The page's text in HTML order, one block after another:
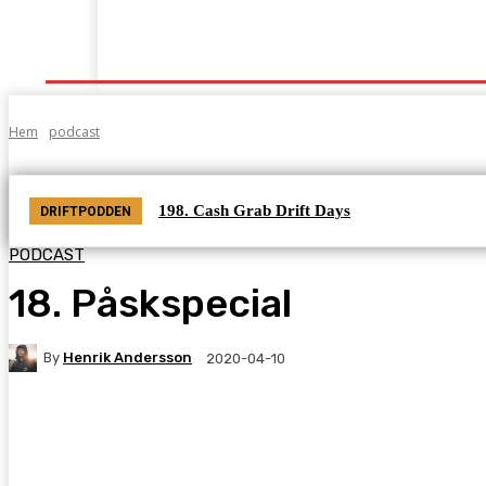
Hem podcast
DRIFTPODDEN 198. Cash Grab Drift Days
PODCAST
18. Påskspecial
By Henrik Andersson 2020-04-10